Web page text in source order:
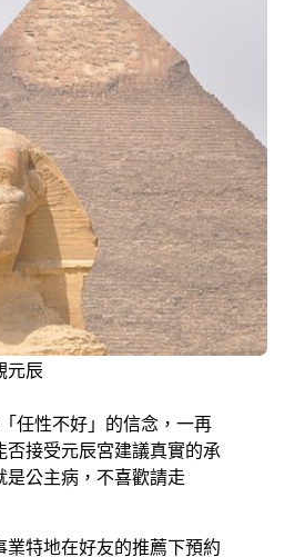
元辰
任性不好」的信念，一再
否接受元辰宮建議真實的承
是公主病，不喜歡請走
業特地在好友的推薦下預約